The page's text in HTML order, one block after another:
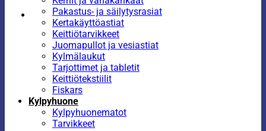
Pakastus- ja säilytysrasiat
Kertakäyttöastiat
Keittiötarvikkeet
Juomapullot ja vesiastiat
Kylmälaukut
Tarjottimet ja tabletit
Keittiötekstiilit
Fiskars
Kylpyhuone
Kylpyhuonematot
Tarvikkeet